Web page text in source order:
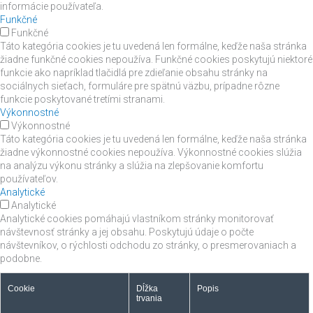
informácie používateľa.
Funkčné
Funkčné
Táto kategória cookies je tu uvedená len formálne, keďže naša stránka
žiadne funkčné cookies nepoužíva. Funkčné cookies poskytujú niektoré
funkcie ako napríklad tlačidlá pre zdieľanie obsahu stránky na
sociálnych sieťach, formuláre pre spätnú väzbu, prípadne rôzne
funkcie poskytované tretími stranami.
Výkonnostné
Výkonnostné
Táto kategória cookies je tu uvedená len formálne, keďže naša stránka
žiadne výkonnostné cookies nepoužíva. Výkonnostné cookies slúžia
na analýzu výkonu stránky a slúžia na zlepšovanie komfortu
používateľov.
Analytické
Analytické
Analytické cookies pomáhajú vlastníkom stránky monitorovať
návštevnosť stránky a jej obsahu. Poskytujú údaje o počte
návštevníkov, o rýchlosti odchodu zo stránky, o presmerovaniach a
podobne.
Cookie
Dĺžka
trvania
Popis